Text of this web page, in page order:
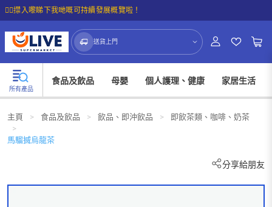
☝🏼㩒入嚟睇下我哋嘅可持續發展概覽啦！
送貨上門
所有產品
食品及飲品 母嬰 個人護理、健康 家居生活
主頁 > 食品及飲品 > 飲品、即沖飲品 >
即飲茶類、咖啡、奶茶
>
馬騮搣烏龍茶
分享給朋友